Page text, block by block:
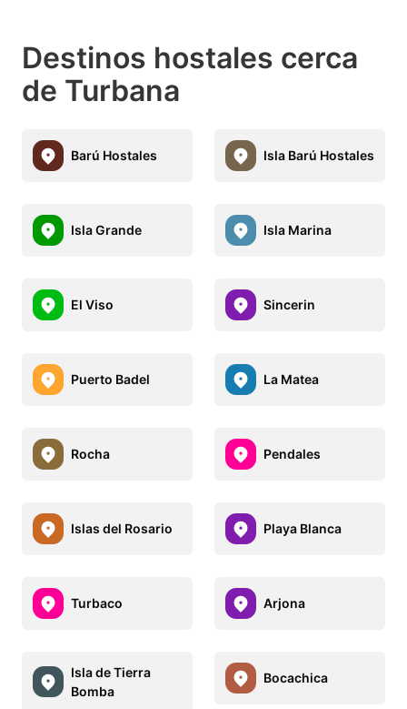
Destinos hostales cerca
de Turbana
Barú Hostales Isla Barú Hostales
Isla Grande Isla Marina
El Viso Sincerin
Puerto Badel La Matea
Rocha Pendales
Islas del Rosario Playa Blanca
Turbaco Arjona
Isla de Tierra
Bomba
Bocachica